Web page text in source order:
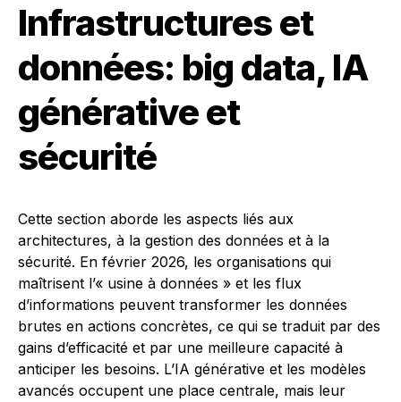
Infrastructures et
données: big data, IA
générative et
sécurité
Cette section aborde les aspects liés aux
architectures, à la gestion des données et à la
sécurité. En février 2026, les organisations qui
maîtrisent l’« usine à données » et les flux
d’informations peuvent transformer les données
brutes en actions concrètes, ce qui se traduit par des
gains d’efficacité et par une meilleure capacité à
anticiper les besoins. L’IA générative et les modèles
avancés occupent une place centrale, mais leur